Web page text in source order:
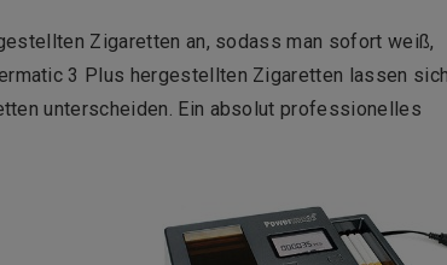
Zigaretten an, sodass man sofort weiß,
3 Plus hergestellten Zigaretten lassen
unterscheiden. Ein absolut professionelles